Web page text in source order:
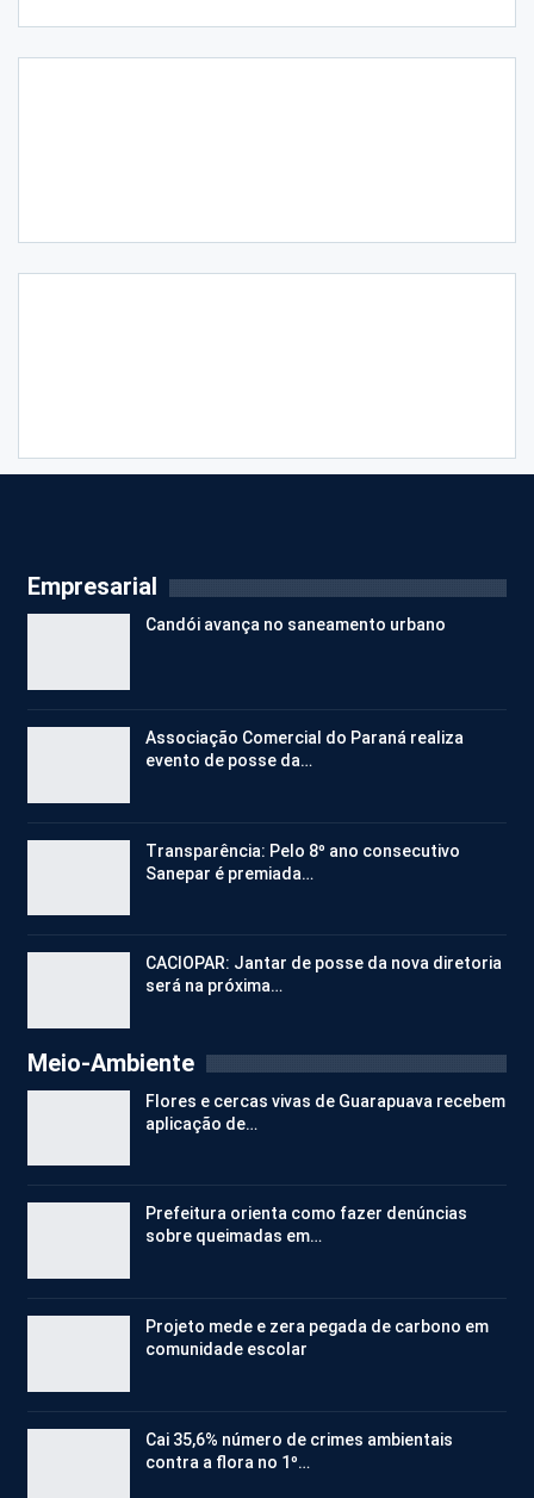
Empresarial
Candói avança no saneamento urbano
Associação Comercial do Paraná realiza
evento de posse da…
Transparência: Pelo 8º ano consecutivo
Sanepar é premiada…
CACIOPAR: Jantar de posse da nova diretoria
será na próxima…
Meio-Ambiente
Flores e cercas vivas de Guarapuava recebem
aplicação de…
Prefeitura orienta como fazer denúncias
sobre queimadas em…
Projeto mede e zera pegada de carbono em
comunidade escolar
Cai 35,6% número de crimes ambientais
contra a flora no 1º…